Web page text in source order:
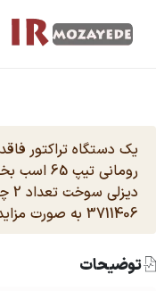
یک دستگاه تراکتور
3711406 به صورت مزایده ای بفروش می رسد .
توضیحات